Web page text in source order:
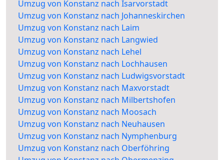
Umzug von Konstanz nach Isarvorstadt
Umzug von Konstanz nach Johanneskirchen
Umzug von Konstanz nach Laim
Umzug von Konstanz nach Langwied
Umzug von Konstanz nach Lehel
Umzug von Konstanz nach Lochhausen
Umzug von Konstanz nach Ludwigsvorstadt
Umzug von Konstanz nach Maxvorstadt
Umzug von Konstanz nach Milbertshofen
Umzug von Konstanz nach Moosach
Umzug von Konstanz nach Neuhausen
Umzug von Konstanz nach Nymphenburg
Umzug von Konstanz nach Oberföhring